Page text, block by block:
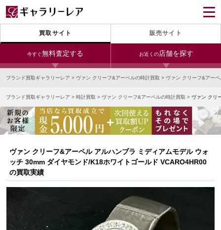
買取サイト 販売サイト
今すぐ無料査定する お近くの店舗を探す
24時間受付（対応時間10:00～19:00）
宅配買取を申し込む
無料の宅配キットをお届けします
今すぐ電話査定
受付時間 10:00～19:00
銀座本店 青山表参道店 新宿東口店
小田急新宿店 LAB東京 名古屋大須店
なんば店 神戸元町(三宮)店 LAB大阪
中野ブロードウェイ
ブランド買取ギャラリーレア > ヴァン クリーフ&アーペルの時計買取 > ヴァン クリーフ&アー
ブランド買取ギャラリーレア > 時計買取 > ヴァン クリーフ&アーペルの時計買取 > ヴァン クリ
ヴァン クリーフ&アーペル アルハンブラ ミディアムモデル ウォ
ッチ 30mm ダイヤモンド/K18ホワイトゴールド VCARO4HR00
の買取実績